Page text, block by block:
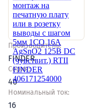
Производитель:
FINDER
Серия:
40
Номинальный ток:
16